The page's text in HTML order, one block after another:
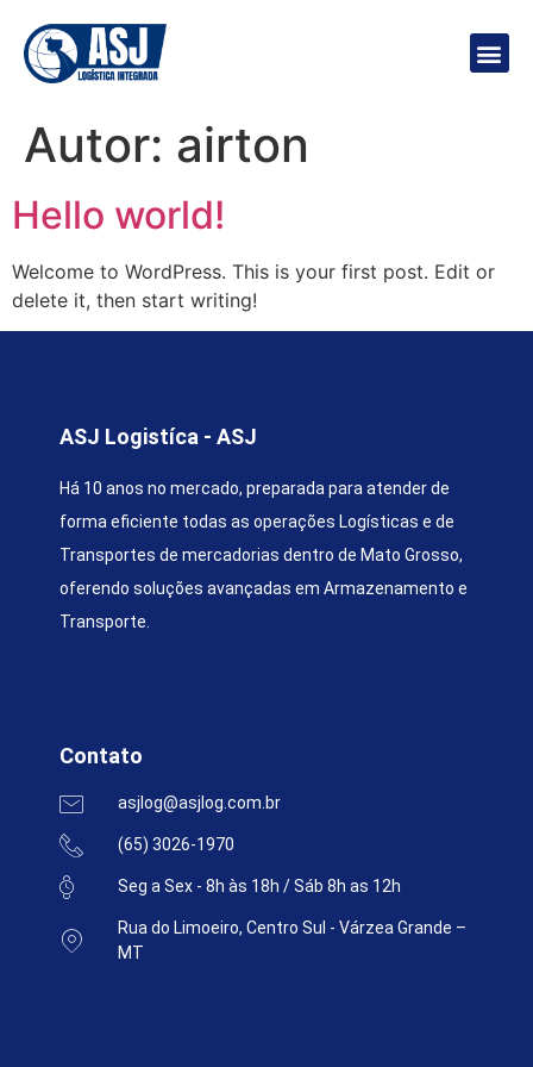
Autor: airton
Hello world!
Welcome to WordPress. This is your first post. Edit or
delete it, then start writing!
ASJ Logistíca - ASJ
Há 10 anos no mercado, preparada para atender de
forma eficiente todas as operações Logísticas e de
Transportes de mercadorias dentro de Mato Grosso,
oferendo soluções avançadas em Armazenamento e
Transporte.
Contato
asjlog@asjlog.com.br
(65) 3026-1970
Seg a Sex - 8h às 18h / Sáb 8h as 12h
Rua do Limoeiro, Centro Sul - Várzea Grande –
MT